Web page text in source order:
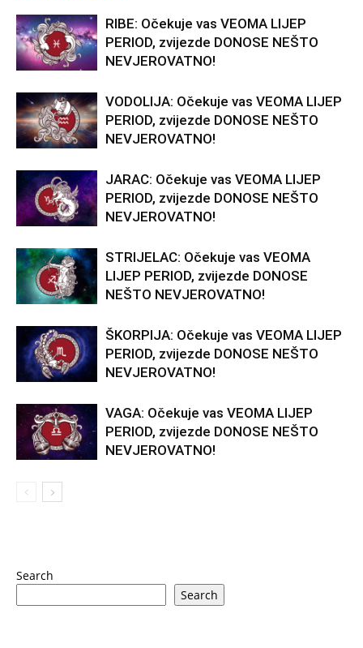
RIBE: Očekuje vas VEOMA LIJEP
PERIOD, zvijezde DONOSE NEŠTO
NEVJEROVATNO!
VODOLIJA: Očekuje vas VEOMA LIJEP
PERIOD, zvijezde DONOSE NEŠTO
NEVJEROVATNO!
JARAC: Očekuje vas VEOMA LIJEP
PERIOD, zvijezde DONOSE NEŠTO
NEVJEROVATNO!
STRIJELAC: Očekuje vas VEOMA
LIJEP PERIOD, zvijezde DONOSE
NEŠTO NEVJEROVATNO!
ŠKORPIJA: Očekuje vas VEOMA LIJEP
PERIOD, zvijezde DONOSE NEŠTO
NEVJEROVATNO!
VAGA: Očekuje vas VEOMA LIJEP
PERIOD, zvijezde DONOSE NEŠTO
NEVJEROVATNO!
Search
Search